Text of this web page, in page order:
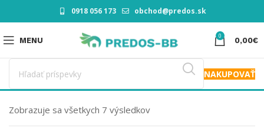
0918 056 173 obchod@predos.sk
MENU 0 0,00€
NAKUPOVAŤ
Zobrazuje sa všetkych 7 výsledkov